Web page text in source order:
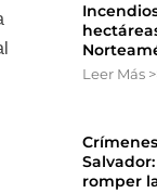
Leer Más
romper